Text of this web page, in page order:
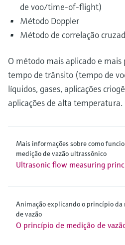
de voo/time-of-flight)
Método Doppler
Método de correlação
O método mais aplicado e
tempo de trânsito (tempo de
líquidos, gases, aplicações
aplicações de alta temperatura.
Mais informações sobre como
medição de vazão ultrassônico
Ultrasonic flow measuring
Animação explicando o princípio da
de vazão
O princípio de medição de